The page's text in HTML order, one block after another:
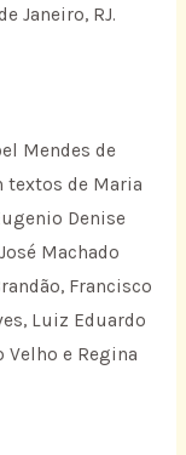
Janeiro, RJ.
Mendes de
textos de Maria
Denise
Machado
Francisco
Luiz Eduardo
Velho e Regina